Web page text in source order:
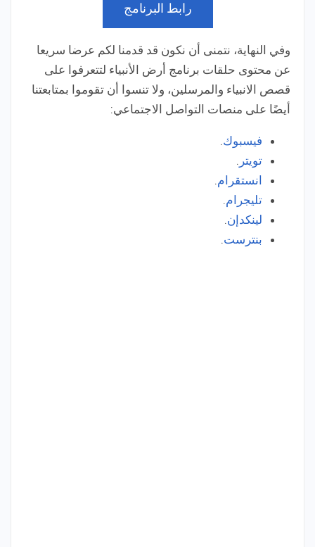
رابط البرنامج
وفي النهاية، نتمنى أن نكون قد قدمنا لكم عرضا سريعا
عن محتوى حلقات برنامج أرض الأنبياء لتتعرفوا على
قصص الانبياء والمرسلين، ولا تنسوا أن تقوموا بمتابعتنا
أيضًا على منصات التواصل الاجتماعي:
فيسبوك.
تويتر .
انستقرام.
تليجرام.
لينكدإن.
بنترست.